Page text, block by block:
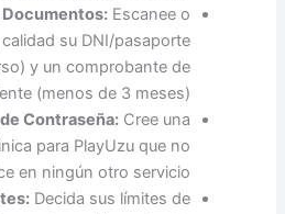
Escanee o
su DNI/pasaporte
y un comprobante de
(menos de 3 meses).
Contraseña:Cree una
para PlayUzu que no
en ningún otro servicio.
Decida sus límites de